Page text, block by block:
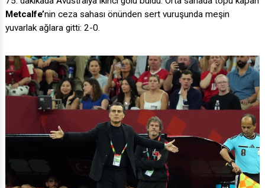
Metcalfe’nin ceza sahası önünden sert vuruşunda meşin
yuvarlak ağlara gitti: 2-0.